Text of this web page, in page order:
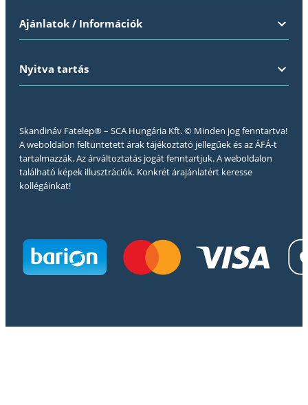
Ajánlatok / Információk
Nyitva tartás
Skandináv Fatelep® – SCA Hungária Kft. © Minden jog fenntartva!
A weboldalon feltüntetett árak tájékoztató jellegűek és az ÁFÁ-t
tartalmazzák. Az árváltoztatás jogát fenntartjuk. A weboldalon
található képek illusztrációk. Konkrét árajánlatért keresse
kollégáinkat!